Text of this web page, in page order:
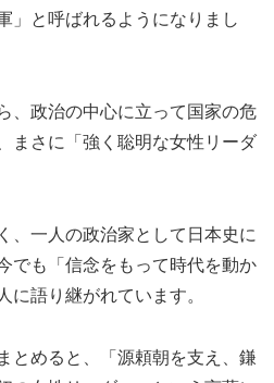
」と呼ばれるようになりまし
、政治の中心に立って国家の危
まさに「強く聡明な女性リーダ
、一人の政治家として日本史に
でも「信念をもって時代を動か
に語り継がれています。
とめると、「源頼朝を支え、鎌